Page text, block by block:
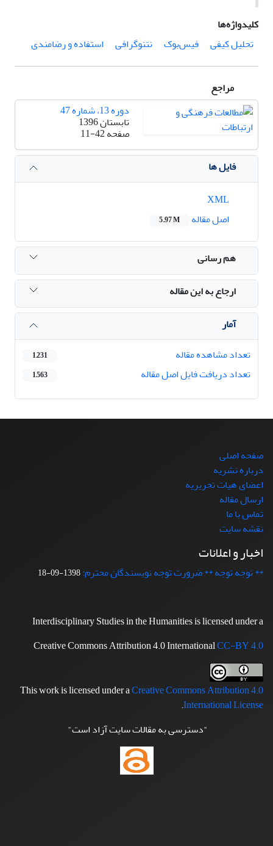
کلیدواژه‌ها
تحلیل کیفی
فیس‌بوک نتنوگرافی استفاده و رضامندی
مراجع
دوره 13، شماره 47
تابستان 1396
صفحه11-42
فایل ها
اصل مقاله
5.97 M
هم رسانی
ارجاع به این مقاله
آمار
تعداد مشاهده مقاله
1,231
تعداد دریافت فایل اصل مقاله 1,563
صفحه اصلی
درباره نشریه
اعضای هیات تحریریه
ارسال مقاله
تماس با ما
نقشه سایت
اخبار و اعلانات
** توجه توجه ** ضرورت توجه نویسندگان محترم:1398-09-18
Interdisciplinary Studies in the Humanities is licensed under a
Creative Commons Attribution 4.0 InternationalCC-BY 4.0
This work is licensed under aCreative Commons Attribution 4.0
International License
.
"دسترسی به مقالات سایت آزاد است"